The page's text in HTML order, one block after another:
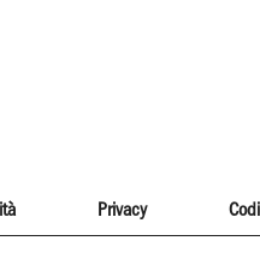
Privacy